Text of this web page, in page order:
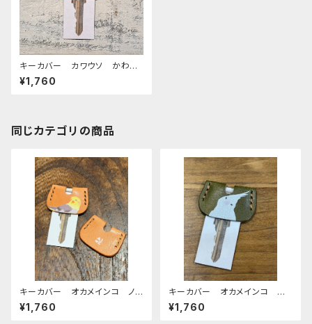
キーカバー カワウソ かわう
そ 栃木レザー
¥1,760
同じカテゴリの商品
キーカバー オカメインコ ノ
ーマル ヌメ おかめいんこ
¥1,760
キーカバー オカメインコ ア
ルビノ Green グリーン ぽ
わんシリーズ おかめいんこ
¥1,760